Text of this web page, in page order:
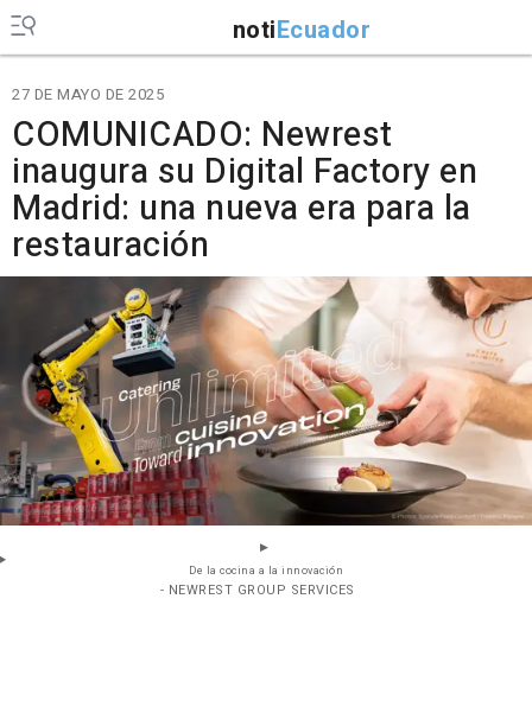
notiEcuador
27 DE MAYO DE 2025
COMUNICADO: Newrest
inaugura su Digital Factory en
Madrid: una nueva era para la
restauración
De la cocina a la innovación
- NEWREST GROUP SERVICES